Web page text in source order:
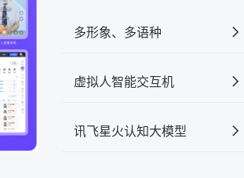
多形象、多语种
虚拟人智能交互机
讯飞星火认知大模型